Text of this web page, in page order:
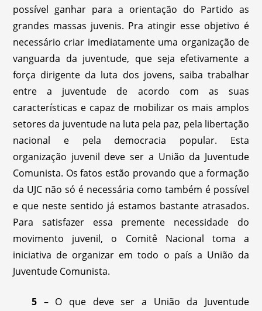
possível ganhar para a orientação do Partido as
grandes massas juvenis. Pra atingir esse objetivo é
necessário criar imediatamente uma organização de
vanguarda da juventude, que seja efetivamente a
força dirigente da luta dos jovens, saiba trabalhar
entre a juventude de acordo com as suas
características e capaz de mobilizar os mais amplos
setores da juventude na luta pela paz, pela libertação
nacional e pela democracia popular. Esta
organização juvenil deve ser a União da Juventude
Comunista. Os fatos estão provando que a formação
da UJC não só é necessária como também é possível
e que neste sentido já estamos bastante atrasados.
Para satisfazer essa premente necessidade do
movimento juvenil, o Comitê Nacional toma a
iniciativa de organizar em todo o país a União da
Juventude Comunista.
5 – O que deve ser a União da Juventude